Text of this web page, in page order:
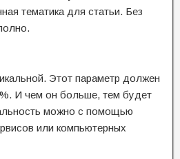
тематика для статьи. Без
Этот параметр должен
И чем он больше, тем будет
можно с помощью
или компьютерных